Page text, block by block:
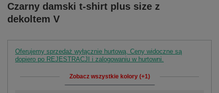
Czarny damski t-shirt plus size z
dekoltem V
Oferujemy sprzedaż wyłącznie hurtową. Ceny widoczne są
dopiero po REJESTRACJI i zalogowaniu w hurtowni.
Zobacz wszystkie kolory (+1)